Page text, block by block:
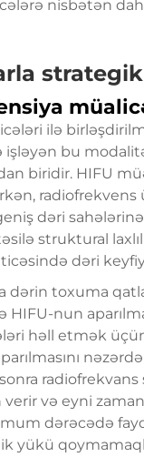
nisbətən
ilə
bu
biridir. HIFU
dəri
struktural
dəri
dərin toxuma
nun
həll etmək
radiofrekvans
verir və eyni
dərəcədə
yükü